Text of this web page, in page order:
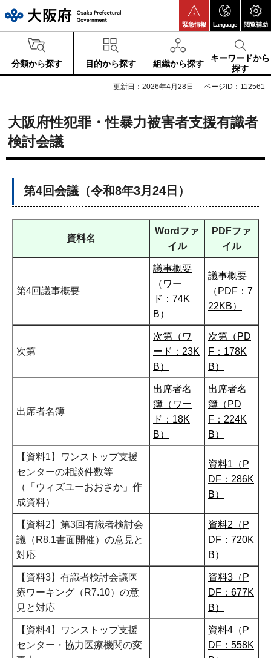
緊急情報 Language 閲覧補助
分類から探す 目的から探す 組織から探す
キーワードから
探す
更新日：2026年4月28日 ページID：112561
大阪府性犯罪・性暴力被害者支援有識者
検討会議
第4回会議（令和8年3月24日）
資料名
Wordファ
イル
PDFファ
イル
第4回議事概要
議事概要
（ワー
ド：74K
B）
議事概要
（PDF：7
22KB）
次第
次第（ワ
ード：23K
B）
次第（PD
F：178K
B）
出席者名簿
出席者名
簿（ワー
ド：18K
B）
出席者名
簿（PD
F：224K
B）
【資料1】ワンストップ支援
センターの相談件数等
（「ウィズユーおおさか」作
成資料）
資料1（P
DF：286K
B）
【資料2】第3回有識者検討会
議（R8.1書面開催）の意見と
対応
資料2（P
DF：720K
B）
【資料3】有識者検討会議医
療ワーキング（R7.10）の意
見と対応
資料3（P
DF：677K
B）
【資料4】ワンストップ支援
センター・協力医療機関の変
資料4（P
DF：558K